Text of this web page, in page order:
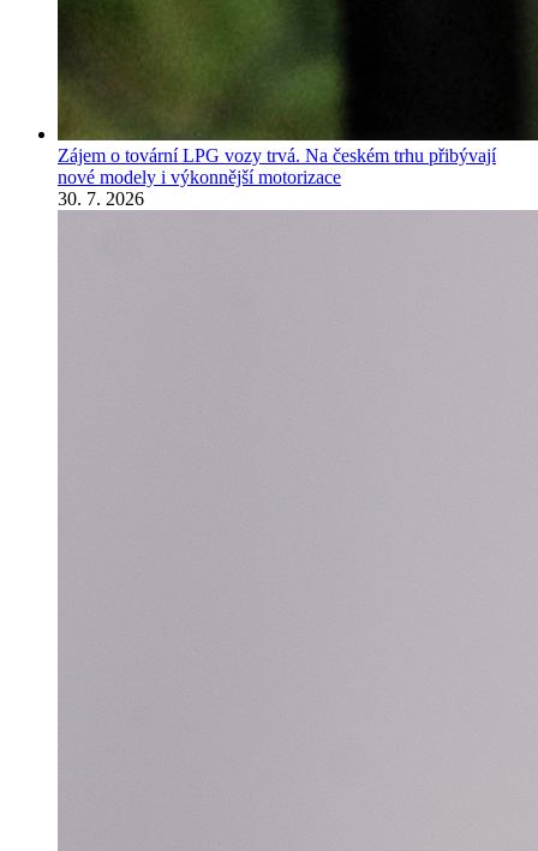
Zájem o tovární LPG vozy trvá. Na českém trhu přibývají
nové modely i výkonnější motorizace
30. 7. 2026